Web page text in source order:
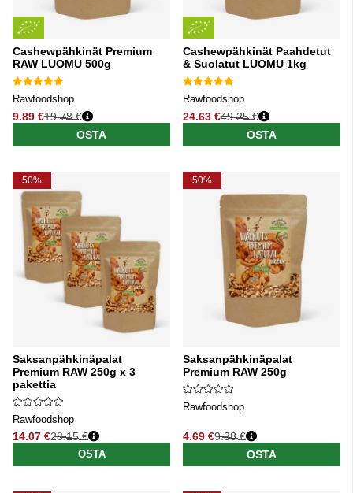
Cashewpähkinät Premium
RAW LUOMU 500g
Rawfoodshop
9.89 €
Normaali hinta
19.78 €
OSTA
Cashewpähkinät Paahdetut
& Suolatut LUOMU 1kg
Rawfoodshop
24.63 €
Normaali hinta
49.25 €
OSTA
50%
Saksanpähkinäpalat
Premium RAW 250g x 3
pakettia
Rawfoodshop
14.07 €
Normaali hinta
28.15 €
OSTA
50%
Saksanpähkinäpalat
Premium RAW 250g
Rawfoodshop
4.69 €
Normaali hinta
9.38 €
OSTA